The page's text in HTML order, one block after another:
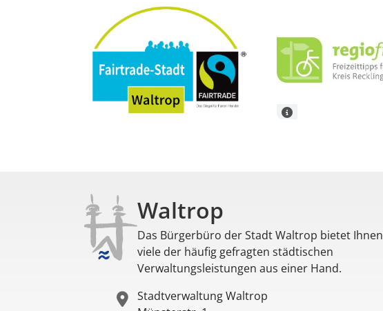
Waltrop
Das Bürgerbüro der Stadt Waltrop bietet Ihnen
viele der häufig gefragten städtischen
Verwaltungsleistungen aus einer Hand.
Stadtverwaltung Waltrop